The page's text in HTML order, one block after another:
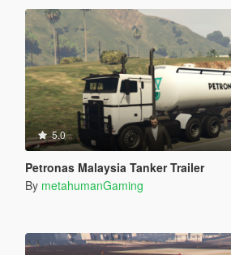
5.0
Petronas Malaysia Tanker Trailer
By metahumanGaming